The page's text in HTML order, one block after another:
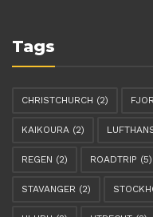
Tags
CHRISTCHURCH (2)
KAIKOURA (2)
REGEN (2) ROADTRIP (5)
STAVANGER (2)